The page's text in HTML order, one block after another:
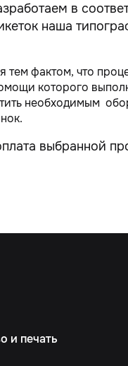
в
наша
тем фактом, что
которого
необходимым
выбранной
и печать